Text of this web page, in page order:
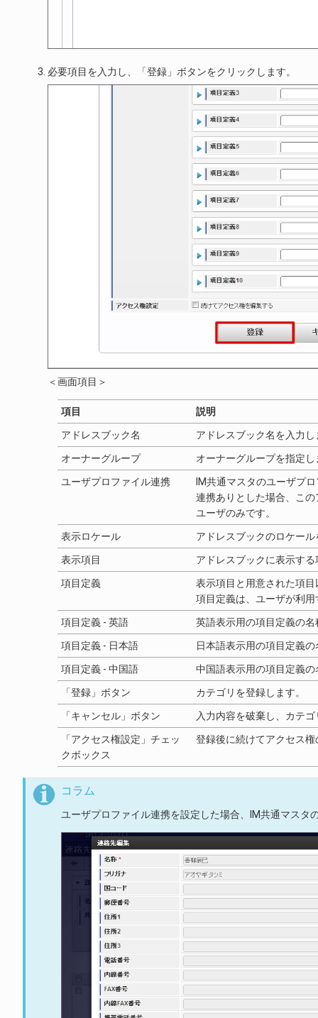
必要項目を入力し、「登録」ボタンをクリックします。
＜画面項目＞
項目 説明
アドレスブック名 アドレスブック名を入力
オーナーグループ オーナーグループを指定し
ユーザプロファイル連携
IM共通マスタのユーザプ
連携ありとした場合、こ
ユーザのみです。
表示ロケール アドレスブックのロケー
表示項目 アドレスブックに表示す
項目定義
表示項目と用意された項
項目定義は、ユーザが利
項目定義 - 英語 英語表示用の項目定義の
項目定義 - 日本語 日本語表示用の項目定義
項目定義 - 中国語 中国語表示用の項目定義
「登録」ボタン カテゴリを登録します。
「キャンセル」ボタン 入力内容を破棄し、カテ
「アクセス権設定」チェッ
クボックス
登録後に続けてアクセス
コラム
ユーザプロファイル連携を設定した場合、IM共通マス